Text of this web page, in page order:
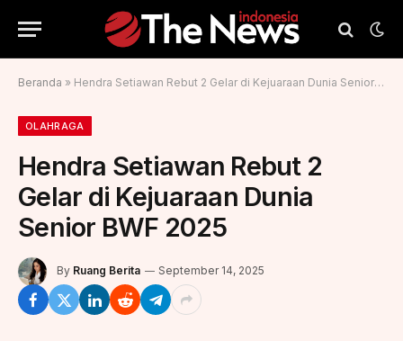
Beranda » Hendra Setiawan Rebut 2 Gelar di Kejuaraan Dunia Senior BWF 2025
OLAHRAGA
Hendra Setiawan Rebut 2
Gelar di Kejuaraan Dunia
Senior BWF 2025
By Ruang Berita September 14, 2025